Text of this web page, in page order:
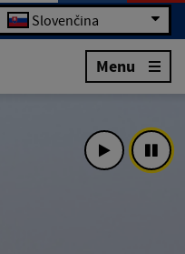
Slovenčina
Menu